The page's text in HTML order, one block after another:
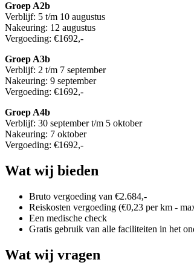
Groep A2b
Verblijf: 5 t/m 10 augustus
Nakeuring: 12 augustus
Vergoeding: €1692,-
Groep A3b
Verblijf: 2 t/m 7 september
Nakeuring: 9 september
Vergoeding: €1692,-
Groep A4b
Verblijf: 30 september t/m 5 oktober
Nakeuring: 7 oktober
Vergoeding: €1692,-
Wat wij bieden
Bruto vergoeding van €2.684,-
Reiskosten vergoeding (€0,23 per km -
Een medische check
Gratis gebruik van alle faciliteiten in het
Wat wij vragen